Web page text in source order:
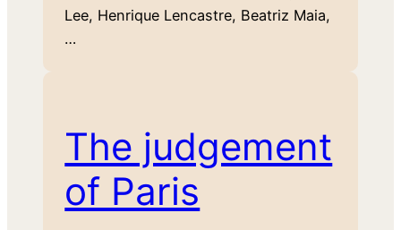
Lee, Henrique Lencastre, Beatriz Maia,
…
The judgement
of Paris